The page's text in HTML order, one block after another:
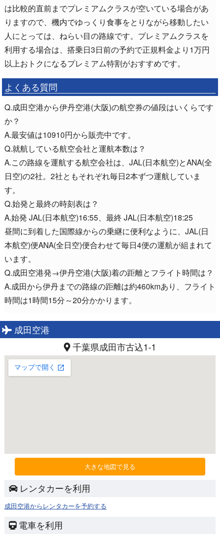
は比較的直前までプレミアムクラスが空いている場合があ
りますので、機内でゆっくり食事をとりながら移動したい
人にとっては、ねらい目の路線です。プレミアムクラスを
利用する場合は、搭乗日3日前の予約で正規料金より1万円
以上おトクになるプレミアム特割がおすすめです。
よくある質問
Q.成田空港から伊丹空港(大阪)の航空券の値段はいくらです
か？
A.最安値は10910円から販売中です。
Q.就航している航空会社と運航本数は？
A.この路線を運航する航空会社は、JAL(日本航空)とANA(全
日空)の2社。2社ともそれぞれ毎日2本ずつ運航していま
す。
Q.始発と最終の時刻表は？
A.始発 JAL(日本航空)16:55、最終 JAL(日本航空)18:25
昼間に到着した国際線からの乗継に便利なように、JAL(日
本航空)便ANA(全日空)便合わせて毎日4便の運航が組まれて
います。
Q.成田空港発→伊丹空港(大阪)着の距離とフライト時間は？
A.成田から伊丹までの路線の距離は約460kmあり、フライト
時間は1時間15分～20分かかります。
成田空港
千葉県成田市古込1-1
大きな地図で見る
レンタカーを利用
成田空港からレンタカーを予約する
電車を利用